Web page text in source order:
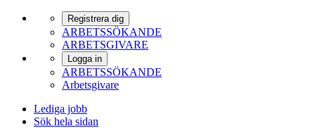
Registrera dig
ARBETSSÖKANDE
ARBETSGIVARE
Logga in
ARBETSSÖKANDE
Arbetsgivare
Lediga jobb
Sök hela sidan